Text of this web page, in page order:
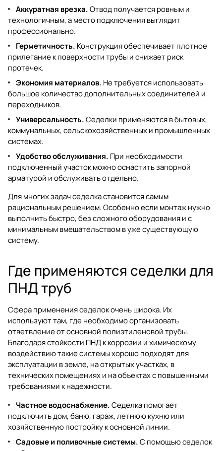
Аккуратная врезка.Отвод получается ровным и
технологичным, а место подключения выглядит
профессионально.
Герметичность. Конструкция обеспечивает плотное
прилегание к поверхности трубы и снижает риск
протечек.
Экономия материалов. Не требуется использовать
большое количество дополнительных соединителей и
переходников.
Универсальность.Седелки применяются в бытовых,
коммунальных, сельскохозяйственных и промышленных
системах.
Удобство обслуживания. При необходимости
подключенный участок можно оснастить запорной
арматурой и обслуживать отдельно.
Для многих задач седелка становится самым
рациональным решением. Особенно если монтаж нужно
выполнить быстро, без сложного оборудования и с
минимальным вмешательством в уже существующую
систему.
Где применяются седелки для
ПНД труб
Сфера применения седелок очень широка. Их
используют там, где необходимо организовать
ответвление от основной полиэтиленовой трубы.
Благодаря стойкости ПНД к коррозии и химическому
воздействию такие системы хорошо подходят для
эксплуатации в земле, на открытых участках, в
технических помещениях и на объектах с повышенными
требованиями к надежности.
Частное водоснабжение.Седелка помогает
подключить дом, баню, гараж, летнюю кухню или
хозяйственную постройку к основной линии.
Садовые и поливочные системы.С помощью седелок